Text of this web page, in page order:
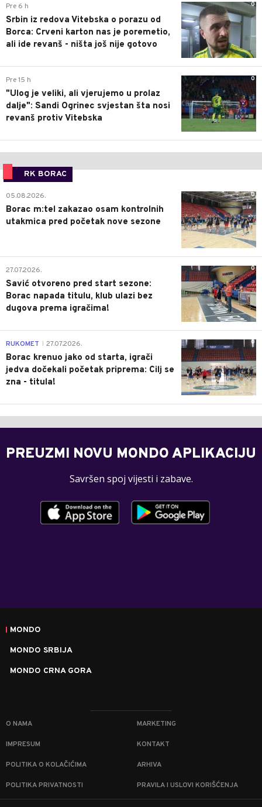
0
Pre 6 h
Srbin iz redova Vitebska o porazu od
Borca: Crveni karton nas je poremetio,
ali ide revanš - ništa još nije gotovo
0
Pre 15 h
"Ulog je veliki, ali vjerujemo u prolaz
dalje": Sandi Ogrinec svjestan šta nosi
revanš protiv Vitebska
RK BORAC
0
05.08.2026.
Borac m:tel zakazao osam kontrolnih
utakmica pred početak nove sezone
0
27.07.2026.
Savić otvoreno pred start sezone:
Borac napada titulu, klub ulazi bez
dugova prema igračima!
0
RUKOMET 27.07.2026.
Borac krenuo jako od starta, igrači
jedva dočekali početak priprema: Cilj se
zna - titula!
PREUZMI NOVU MONDO APLIKACIJU
Savršen spoj vijesti i zabave.
MONDO
MONDO SRBIJA
MONDO CRNA GORA
O NAMA MARKETING
IMPRESUM KONTAKT
POLITIKA O KOLAČIĆIMA ARHIVA
POLITIKA PRIVATNOSTI PRAVILA I USLOVI KORIŠĆENJA